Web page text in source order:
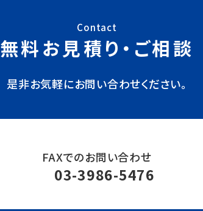
Contact
無料お見積り・ご相談
是非お気軽にお問い合わせください。
FAXでのお問い合わせ
03-3986-5476